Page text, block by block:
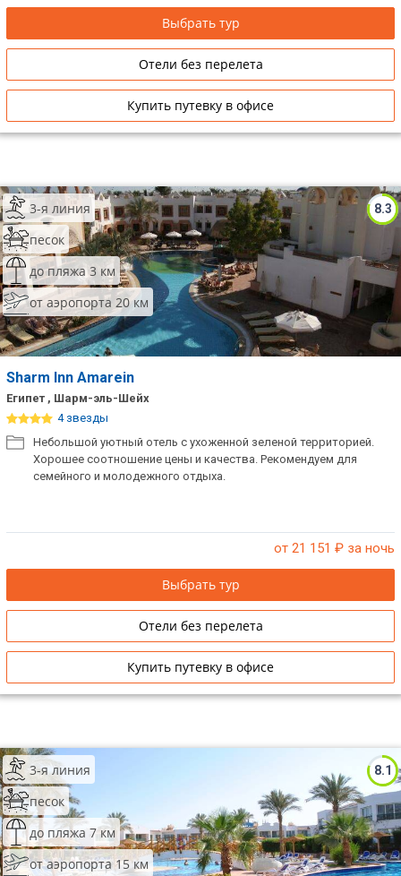
Выбрать тур
Отели без перелета
Купить путевку в офисе
8.3
3-я линия
песок
до пляжа 3 км
от аэропорта 20 км
Sharm Inn Amarein
Египет , Шарм-эль-Шейх
4 звезды
Небольшой уютный отель с ухоженной зеленой территорией.
Хорошее соотношение цены и качества. Рекомендуем для
семейного и молодежного отдыха.
от 21 151 ₽ за ночь
Выбрать тур
Отели без перелета
Купить путевку в офисе
8.1
3-я линия
песок
до пляжа 7 км
от аэропорта 15 км
Сетевые отели Турции
Сетевые отели Египта
Сетевые отели ОАЭ
Сетевые отели Шри Ланки
Сетевые отели Вьетнама
Сетевые отели Мальдив
Сетевые отели Бали
Сетевые отели Сейшел
Сетевые отели Маврикия